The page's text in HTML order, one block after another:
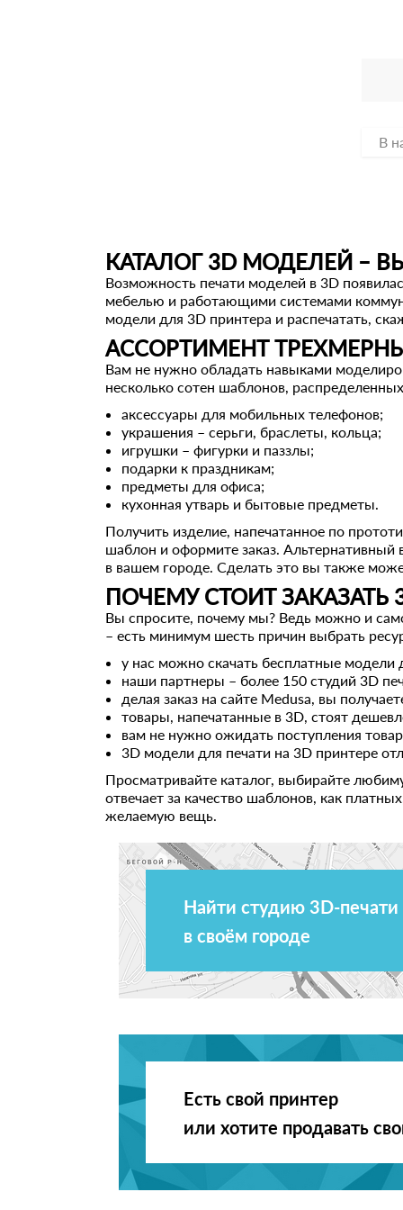
В
КАТАЛОГ 3D МОДЕЛЕЙ –
Возможность печати моделей в 3D
мебелью и работающими системами
модели для 3D принтера и распечатать,
АССОРТИМЕНТ
Вам не нужно обладать навыками
несколько сотен шаблонов,
аксессуары для мобильных телефонов;
украшения – серьги, браслеты, кольца;
игрушки – фигурки и паззлы;
подарки к праздникам;
предметы для офиса;
кухонная утварь и бытовые предметы.
Получить изделие, напечатанное по
шаблон и оформите заказ.
в вашем городе. Сделать это вы также
ПОЧЕМУ СТОИТ ЗАКАЗАТЬ
Вы спросите, почему мы? Ведь можно и
– есть минимум шесть причин выбрать
у нас можно скачать бесплатные модели
наши партнеры – более 150 студий 3D
делая заказ на сайте Medusa, вы
товары, напечатанные в 3D, стоят
вам не нужно ожидать поступления
3D модели для печати на 3D принтере
Просматривайте каталог, выбирайте
отвечает за качество шаблонов, как
желаемую вещь.
Найти студию 3D-печати
в своём городе
Есть свой принтер
или хотите продавать